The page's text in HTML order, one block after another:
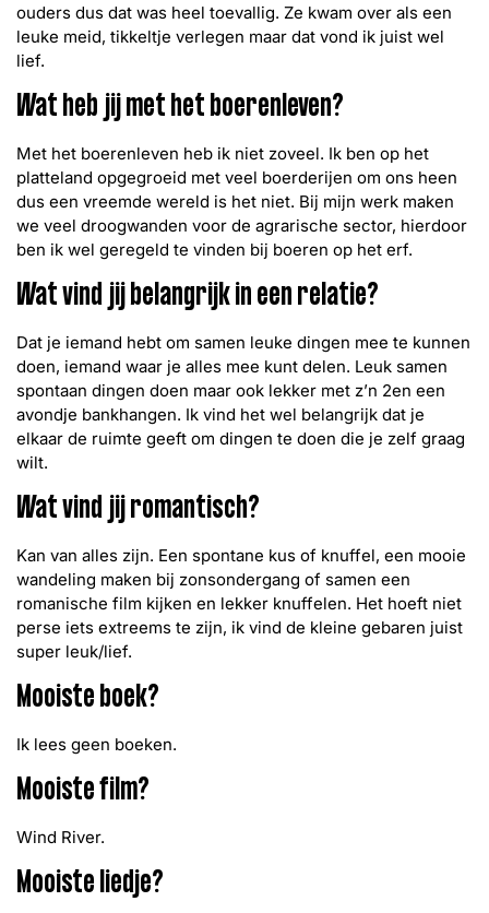
ouders dus dat was heel toevallig. Ze kwam over als een
leuke meid, tikkeltje verlegen maar dat vond ik juist wel
lief.
Wat heb jij met het boerenleven?
Met het boerenleven heb ik niet zoveel. Ik ben op het
platteland opgegroeid met veel boerderijen om ons heen
dus een vreemde wereld is het niet. Bij mijn werk maken
we veel droogwanden voor de agrarische sector, hierdoor
ben ik wel geregeld te vinden bij boeren op het erf.
Wat vind jij belangrijk in een relatie?
Dat je iemand hebt om samen leuke dingen mee te kunnen
doen, iemand waar je alles mee kunt delen. Leuk samen
spontaan dingen doen maar ook lekker met z’n 2en een
avondje bankhangen. Ik vind het wel belangrijk dat je
elkaar de ruimte geeft om dingen te doen die je zelf graag
wilt.
Wat vind jij romantisch?
Kan van alles zijn. Een spontane kus of knuffel, een mooie
wandeling maken bij zonsondergang of samen een
romanische film kijken en lekker knuffelen. Het hoeft niet
perse iets extreems te zijn, ik vind de kleine gebaren juist
super leuk/lief.
Mooiste boek?
Ik lees geen boeken.
Mooiste film?
Wind River.
Mooiste liedje?